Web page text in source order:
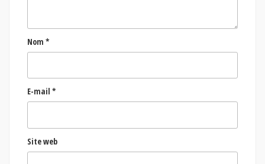
Nom *
E-mail *
Site web